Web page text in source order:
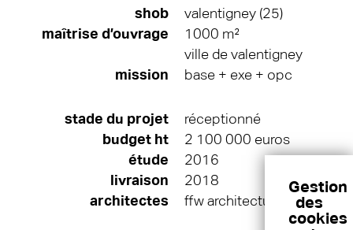
shob
maîtrise d’ouvrage
mission
valentigney (25)
1000 m²
ville de valentigney
base + exe + opc
stade du projet
budget ht
étude
livraison
architectes
réceptionné
2 100 000 euros
2016
2018
ffw architecture